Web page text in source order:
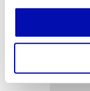
Jeżeli nie
możesz łatwo
własnej